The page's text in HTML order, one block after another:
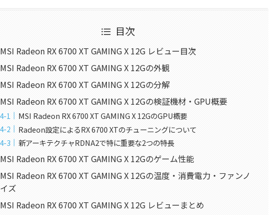
目次
MSI Radeon RX 6700 XT GAMING X 12G レビュー目次
MSI Radeon RX 6700 XT GAMING X 12Gの外観
MSI Radeon RX 6700 XT GAMING X 12Gの分解
MSI Radeon RX 6700 XT GAMING X 12Gの検証機材・GPU概要
MSI Radeon RX 6700 XT GAMING X 12GのGPU概要
Radeon設定によるRX 6700 XTのチューニングについて
新アーキテクチャRDNA2で特に重要な2つの特長
MSI Radeon RX 6700 XT GAMING X 12Gのゲーム性能
MSI Radeon RX 6700 XT GAMING X 12Gの温度・消費電力・ファンノ
イズ
MSI Radeon RX 6700 XT GAMING X 12G レビューまとめ